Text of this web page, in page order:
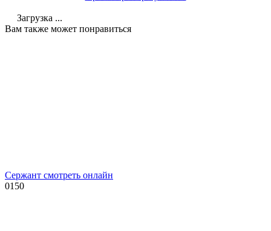
Загрузка ...
Вам также может понравиться
Сержант смотреть онлайн
0150